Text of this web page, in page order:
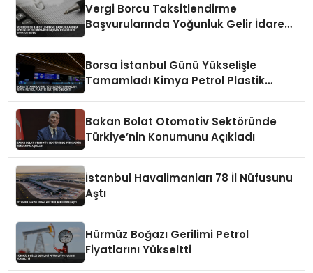
Vergi Borcu Taksitlendirme
Başvurularında Yoğunluk Gelir İdaresi
Borsa İstanbul Günü Yükselişle
Tamamladı Kimya Petrol Plastik
Bakan Bolat Otomotiv Sektöründe
Türkiye’nin Konumunu Açıkladı
İstanbul Havalimanları 78 İl Nüfusunu
Aştı
Hürmüz Boğazı Gerilimi Petrol
Fiyatlarını Yükseltti